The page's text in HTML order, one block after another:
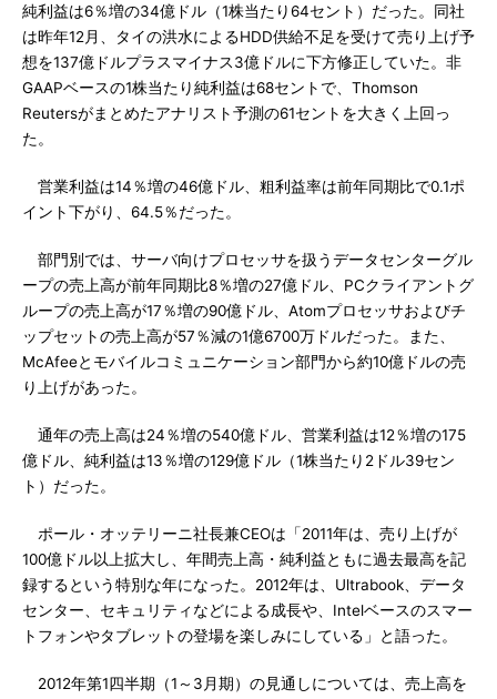
純利益は6％増の34億ドル（1株当たり64セント）だった。同社
は昨年12月、タイの洪水によるHDD供給不足を受けて売り上げ予
想を137億ドルプラスマイナス3億ドルに下方修正していた。非
GAAPベースの1株当たり純利益は68セントで、Thomson
Reutersがまとめたアナリスト予測の61セントを大きく上回っ
た。
営業利益は14％増の46億ドル、粗利益率は前年同期比で0.1ポ
イント下がり、64.5％だった。
部門別では、サーバ向けプロセッサを扱うデータセンターグル
ープの売上高が前年同期比8％増の27億ドル、PCクライアントグ
ループの売上高が17％増の90億ドル、Atomプロセッサおよびチ
ップセットの売上高が57％減の1億6700万ドルだった。また、
McAfeeとモバイルコミュニケーション部門から約10億ドルの売
り上げがあった。
通年の売上高は24％増の540億ドル、営業利益は12％増の175
億ドル、純利益は13％増の129億ドル（1株当たり2ドル39セン
ト）だった。
ポール・オッテリーニ社長兼CEOは「2011年は、売り上げが
100億ドル以上拡大し、年間売上高・純利益ともに過去最高を記
録するという特別な年になった。2012年は、Ultrabook、データ
センター、セキュリティなどによる成長や、Intelベースのスマー
トフォンやタブレットの登場を楽しみにしている」と語った。
2012年第1四半期（1～3月期）の見通しについては、売上高を